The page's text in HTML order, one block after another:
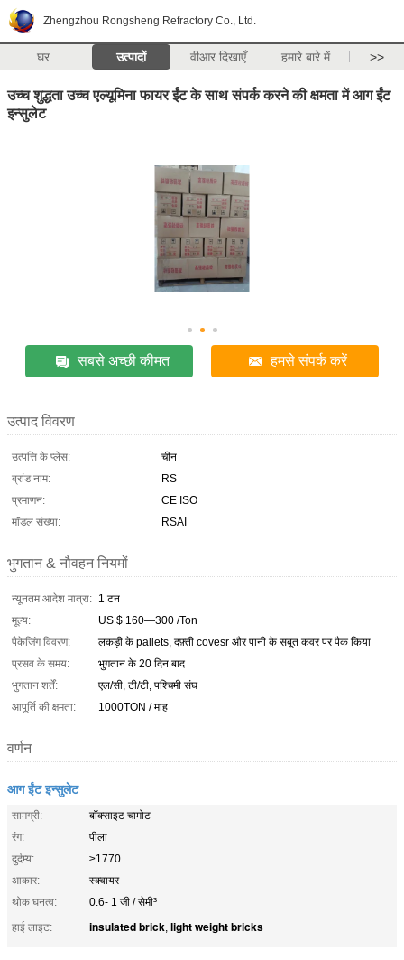
Zhengzhou Rongsheng Refractory Co., Ltd.
घर उत्पादों वीआर दिखाएँ हमारे बारे में >>
उच्च शुद्धता उच्च एल्यूमिना फायर ईंट के साथ संपर्क करने की क्षमता में आग ईंट
इन्सुलेट
सबसे अच्छी कीमत हमसे संपर्क करें
उत्पाद विवरण
उत्पत्ति के प्लेस:
चीन
ब्रांड नाम:
RS
प्रमाणन:
CE ISO
मॉडल संख्या:
RSAI
भुगतान & नौवहन नियमों
न्यूनतम आदेश मात्रा: 1 टन
मूल्य:
US $ 160—300 /Ton
पैकेजिंग विवरण:
लकड़ी के pallets, दफ़्ती covesr और पानी के सबूत कवर पर पैक किया
प्रसव के समय:
भुगतान के 20 दिन बाद
भुगतान शर्तें:
एल/सी, टी/टी, पश्चिमी संघ
आपूर्ति की क्षमता:
1000TON / माह
वर्णन
आग ईंट इन्सुलेट
सामग्री:
बॉक्साइट चामोट
रंग:
पीला
दुर्दम्य:
≥1770
आकार:
स्क्वायर
थोक घनत्व:
0.6- 1 जी / सेमी³
हाई लाइट:
insulated brick, light weight bricks